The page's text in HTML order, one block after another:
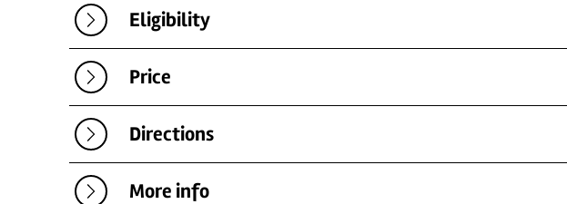
Eligibility
Price
Directions
More info